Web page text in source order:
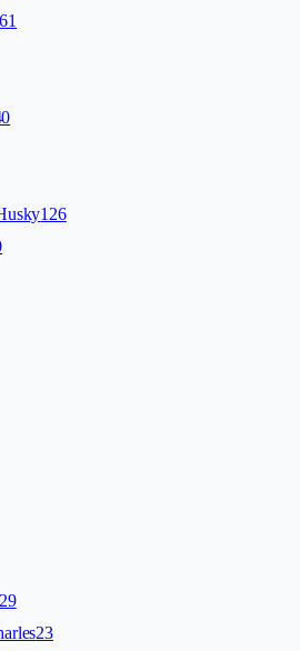
126
29
23